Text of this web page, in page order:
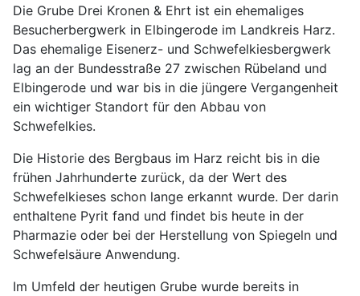
Die Grube Drei Kronen & Ehrt ist ein ehemaliges
Besucherbergwerk in Elbingerode im Landkreis Harz.
Das ehemalige Eisenerz- und Schwefelkiesbergwerk
lag an der Bundesstraße 27 zwischen Rübeland und
Elbingerode und war bis in die jüngere Vergangenheit
ein wichtiger Standort für den Abbau von
Schwefelkies.
Die Historie des Bergbaus im Harz reicht bis in die
frühen Jahrhunderte zurück, da der Wert des
Schwefelkieses schon lange erkannt wurde. Der darin
enthaltene Pyrit fand und findet bis heute in der
Pharmazie oder bei der Herstellung von Spiegeln und
Schwefelsäure Anwendung.
Im Umfeld der heutigen Grube wurde bereits in